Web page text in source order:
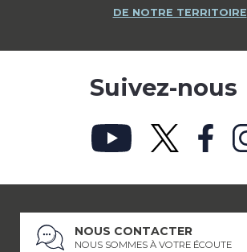
DE NOTRE TERRITOIRE
Suivez-nous
NOUS CONTACTER
NOUS SOMMES À VOTRE ÉCOUTE